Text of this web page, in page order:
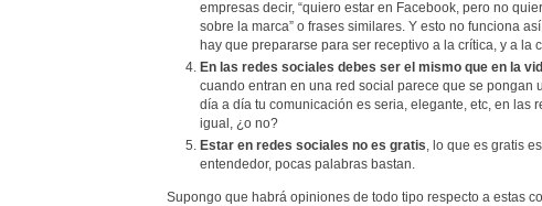
empresas decir, “quiero estar en Facebook, pero no
sobre la marca” o frases similares. Y esto no funciona
hay que prepararse para ser receptivo a la crítica, y a la
En las redes sociales debes ser el mismo que en la
cuando entran en una red social parece que se pongan
día a día tu comunicación es seria, elegante, etc, en las
igual, ¿o no?
Estar en redes sociales no es gratis, lo que es gratis
entendedor, pocas palabras bastan.
Supongo que habrá opiniones de todo tipo respecto a estas